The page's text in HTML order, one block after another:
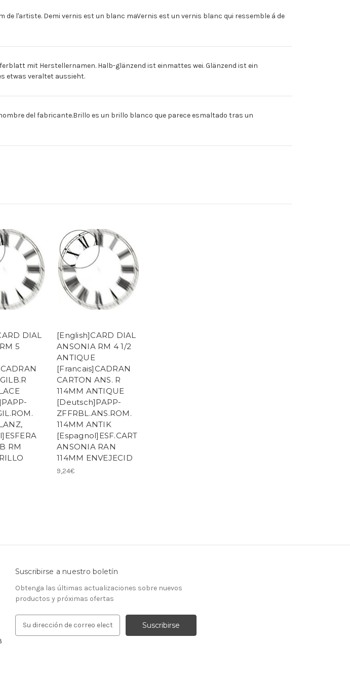
de l'artiste. Demi vernis est un blanc maVernis est un vernis blanc qui ressemble á de
mit Herstellernamen. Halb-glänzend ist einmattes wei. Glänzend ist ein
etwas veraltet aussieht.
nombre del fabricante.Brillo es un brillo blanco que parece esmaltado tras un
DIAL
5
RM
[English]CARD DIAL
ANSONIA RM 4 1/2
ANTIQUE
[Francais]CADRAN
CARTON ANS. R
114MM ANTIQUE
[Deutsch]PAPP-
ZFFRBL.ANS.ROM.
114MM ANTIK
[Espagnol]ESF.CART
ANSONIA RAN
114MM ENVEJECID
9,24€
Suscribirse a nuestro boletín
Obtenga las últimas actualizaciones sobre nuevos
productos y próximas ofertas